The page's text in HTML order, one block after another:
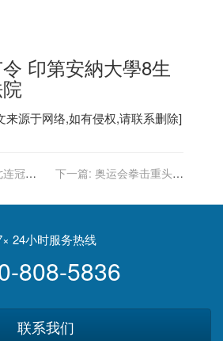
印第安納大學8生
来源于网络,如有侵权,请联系删除]
冠追
造
下一篇: 奥运会拳击重头戏
继续无缘该项目金牌
24小时服务热线
808-5836
联系我们